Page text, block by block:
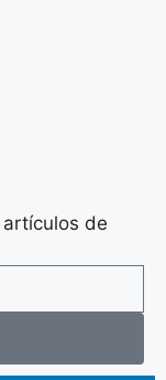
de